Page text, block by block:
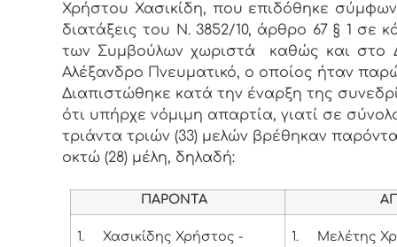
Χρήστου Χασικίδη, που επιδόθηκε
διατάξεις του Ν. 3852/10, άρθρο 67 § 1 σε
των Συμβούλων χωριστά καθώς και στο
Αλέξανδρο Πνευματικό, ο οποίος ήταν
Διαπιστώθηκε κατά την έναρξη της
ότι υπήρχε νόμιμη απαρτία, γιατί σε
τριάντα τριών (33) μελών βρέθηκαν παρόντα
οκτώ (28) μέλη, δηλαδή:
ΠΑΡΟΝΤΑ
1.
Χασικίδης Χρήστος -
1.
Μελέτης